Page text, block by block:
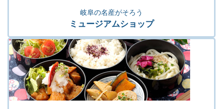
岐阜の名産がそろう
ミュージアムショップ